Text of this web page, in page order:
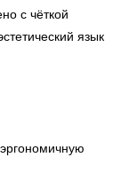
с чёткой
язык